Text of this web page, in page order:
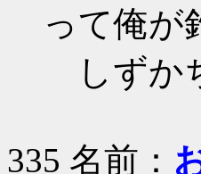
って俺が
しずか
335 名前：